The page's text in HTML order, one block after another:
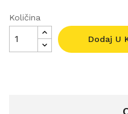
Količina
Dodaj U